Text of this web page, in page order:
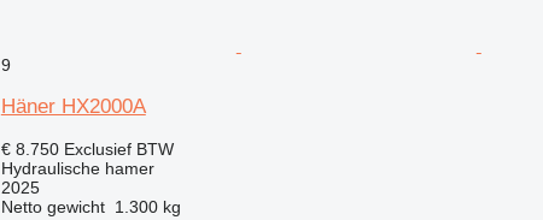
9
Häner HX2000A
€ 8.750 Exclusief BTW
Hydraulische hamer
2025
Netto gewicht 1.300 kg